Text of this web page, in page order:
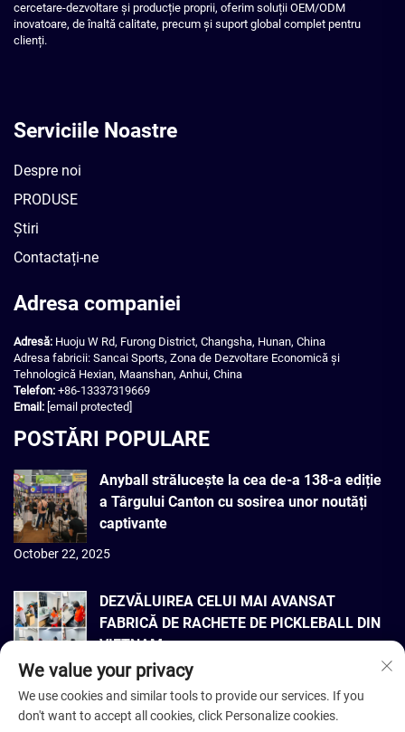
cercetare-dezvoltare și producție proprii, oferim soluții OEM/ODM
inovatoare, de înaltă calitate, precum și suport global complet pentru
clienți.
Serviciile Noastre
Despre noi
PRODUSE
Știri
Contactați-ne
Adresa companiei
Adresă: Huoju W Rd, Furong District, Changsha, Hunan, China
Adresa fabricii: Sancai Sports, Zona de Dezvoltare Economică și
Tehnologică Hexian, Maanshan, Anhui, China
Telefon: +86-13337319669
Email: [email protected]
POSTĂRI POPULARE
Anyball strălucește la cea de-a 138-a ediție
a Târgului Canton cu sosirea unor noutăți
captivante
October 22, 2025
DEZVĂLUIREA CELUI MAI AVANSAT
FABRICĂ DE RACHETE DE PICKLEBALL DIN
VIETNAM
September 22, 2025
Copyright © 2026 Dmantis Sports Goods Co., Ltd. Beijing. Toate drepturile
We value your privacy
We use cookies and similar tools to provide our services. If you
don't want to accept all cookies, click Personalize cookies.